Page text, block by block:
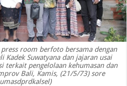
press room berfoto bersama dengan
Kadek Suwatyana dan jajaran usai
terkait pengelolaan kehumasan dan
Bali, Kamis, (21/5/73) sore